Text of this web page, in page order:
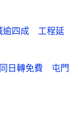
逾四成 工程延
日轉免費 屯門